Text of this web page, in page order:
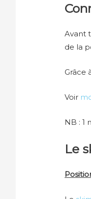
Avant
de la
Grâce
Voir
NB : 1
Le